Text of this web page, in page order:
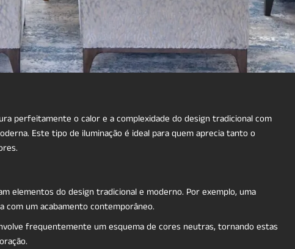
perfeitamente o calor e a complexidade do design tradicional com
Este tipo de iluminação é ideal para quem aprecia tanto o
elementos do design tradicional e moderno. Por exemplo, uma
com um acabamento contemporâneo.
frequentemente um esquema de cores neutras, tornando estas